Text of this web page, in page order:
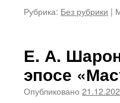
Рубрика: Без рубрики |
Е. А.
эпосе
Опубликовано